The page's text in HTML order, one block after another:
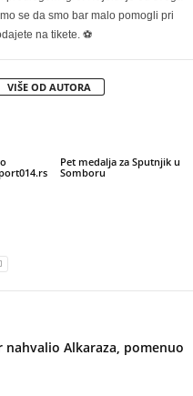
se da smo bar malo pomogli pri
na tikete. ⚽
VIŠE OD AUTORA
Pet medalja za Sputnjik u
Somboru
nahvalio Alkaraza, pomenuo